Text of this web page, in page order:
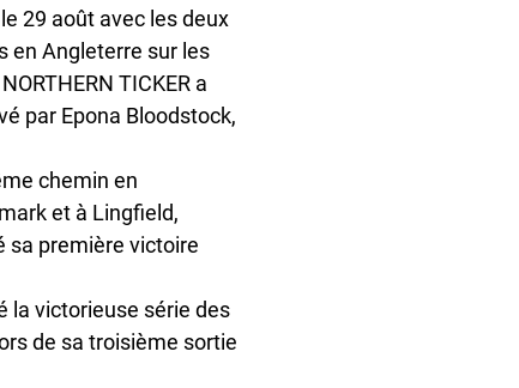
29 août avec les deux
en Angleterre sur les
TICKER a
par Epona Bloodstock,
chemin en
et à Lingfield,
sa première victoire
la victorieuse série des
de sa troisième sortie